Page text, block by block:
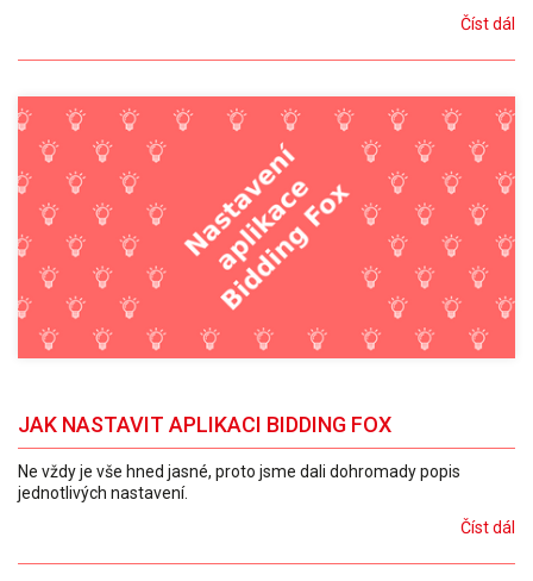
Číst dál
JAK NASTAVIT APLIKACI BIDDING FOX
Ne vždy je vše hned jasné, proto jsme dali dohromady popis
jednotlivých nastavení.
Číst dál